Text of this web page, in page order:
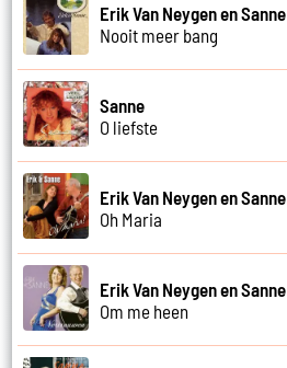
Erik Van Neygen en Sanne
Nooit meer bang
Sanne
O liefste
Erik Van Neygen en Sanne
Oh Maria
Erik Van Neygen en Sanne
Om me heen